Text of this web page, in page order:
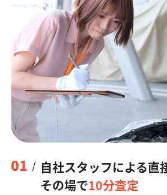
01
自社スタッフによる直
その場で10分査定